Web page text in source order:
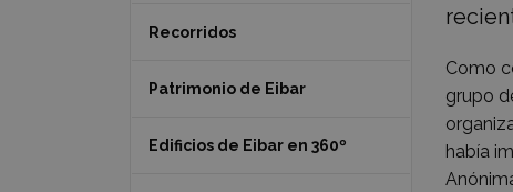
Como
grupo
había
Recorridos
Patrimonio de Eibar
Edificios de Eibar en 360º